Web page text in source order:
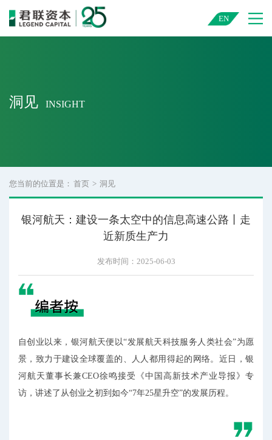
君联资本 — 中国领先的创业投资与私募股权投资机构
EN
洞见 INSIGHT
您当前的位置是： 首页 > 洞见
银河航天：建设一条太空中的信息高速公路丨走
近新质生产力
发布时间：2025-06-03
自创业以来，银河航天便以“发展航天科技服务人类社会”为愿
景，致力于建设全球覆盖的、人人都用得起的网络。近日，银
河航天董事长兼CEO徐鸣接受《中国高新技术产业导报》专
访，讲述了从创业之初到如今“7年25星升空”的发展历程。